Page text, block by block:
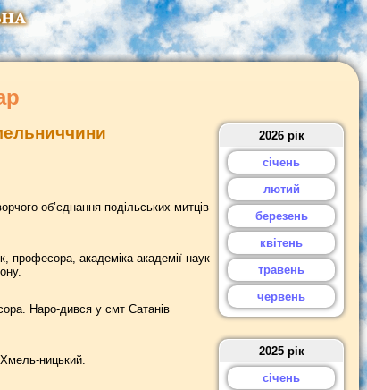
об’єднання подільських митців
професора, академіка академії наук
Наро-дився у смт Сатанів
ницький.
2026 рік
січень
лютий
березень
квітень
травень
червень
2025 рік
січень